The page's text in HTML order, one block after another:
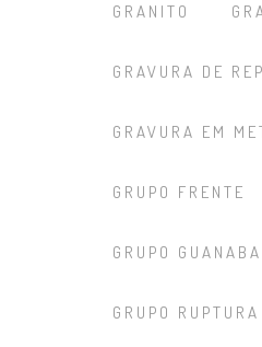
GRANITO
GRAVURA DE
GRAVURA EM
GRUPO FRENTE
GRUPO
GRUPO RUPTURA